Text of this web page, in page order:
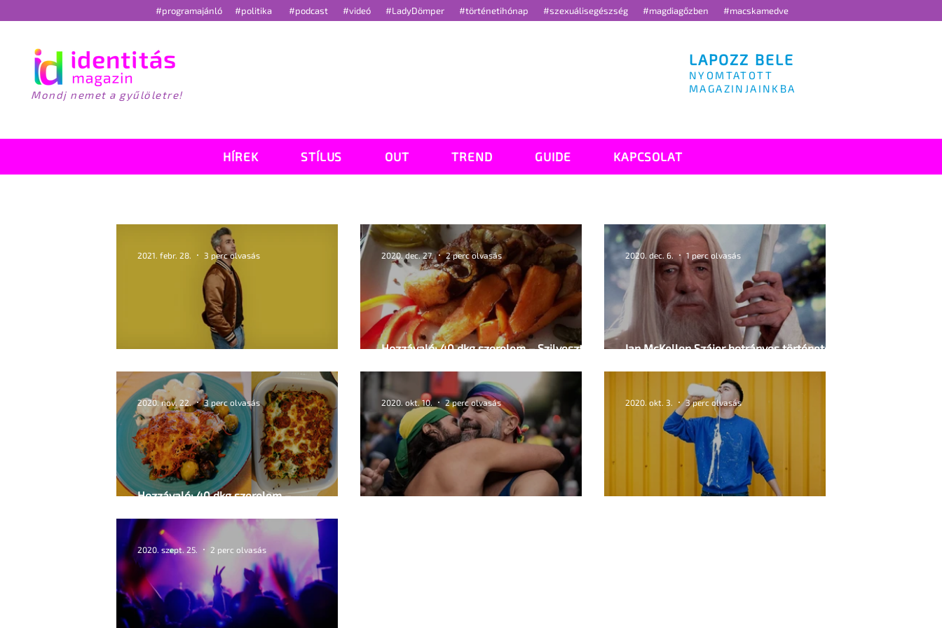
#programajánló #politika #podcast #videó #LadyDömper #történetihónap #szexuálisegészség #magdiagőzben #macskamedve
Mondj nemet a gyűlöletre!
LAPOZZ BELE
NYOMTATOTT
MAGAZINJAINKBA
HÍREK STÍLUS OUT TREND GUIDE KAPCSOLAT
2021. febr. 28. 3 perc olvasás
Hozzávaló: 40 dkg szerelem – Szilveszteri
2020. dec. 27. 2 perc olvasás
Ian McKellen Szájer botrányos történetéről
2020. dec. 6. 1 perc olvasás
Hozzávaló: 40 dkg szerelem –
2020. nov. 22. 3 perc olvasás 2020. okt. 10. 2 perc olvasás 2020. okt. 3. 3 perc olvasás
2020. szept. 25. 2 perc olvasás